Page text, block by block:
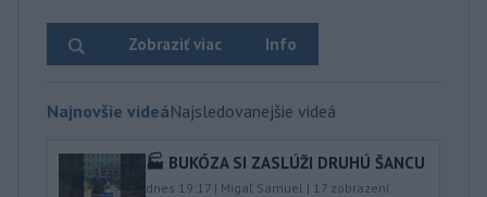
Info
Zobraziť viac
Najnovšie videáNajsledovanejšie videá
🏭 BUKÓZA SI ZASLÚŽI DRUHÚ ŠANCU
dnes 19:17 | Migaľ Samuel | 17 zobrazení